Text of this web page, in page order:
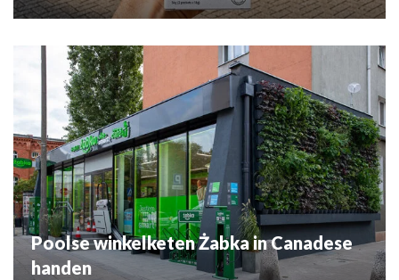
Poolse winkelketen Żabka in Canadese
handen